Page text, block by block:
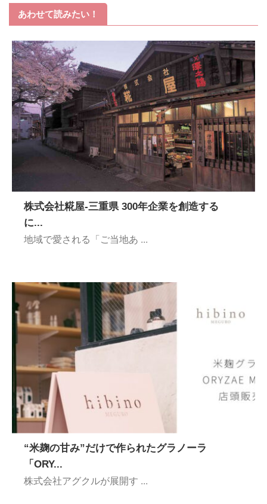
あわせて読みたい！
株式会社糀屋-三重県 300年企業を創造する
に...
地域で愛される「ご当地あ ...
“米麹の甘み”だけで作られたグラノーラ
「ORY...
株式会社アグクルが展開す ...